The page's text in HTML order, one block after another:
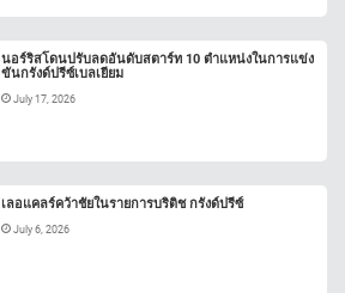
นอร์ริสโดนปรับลดอันดับสตาร์ท 10 ตำแหน่งในการแข่ง
ขันกรังด์ปรีซ์เบลเยียม
July 17, 2026
เลอแคลร์คว้าชัยในรายการบริติช กรังด์ปรีซ์
July 6, 2026